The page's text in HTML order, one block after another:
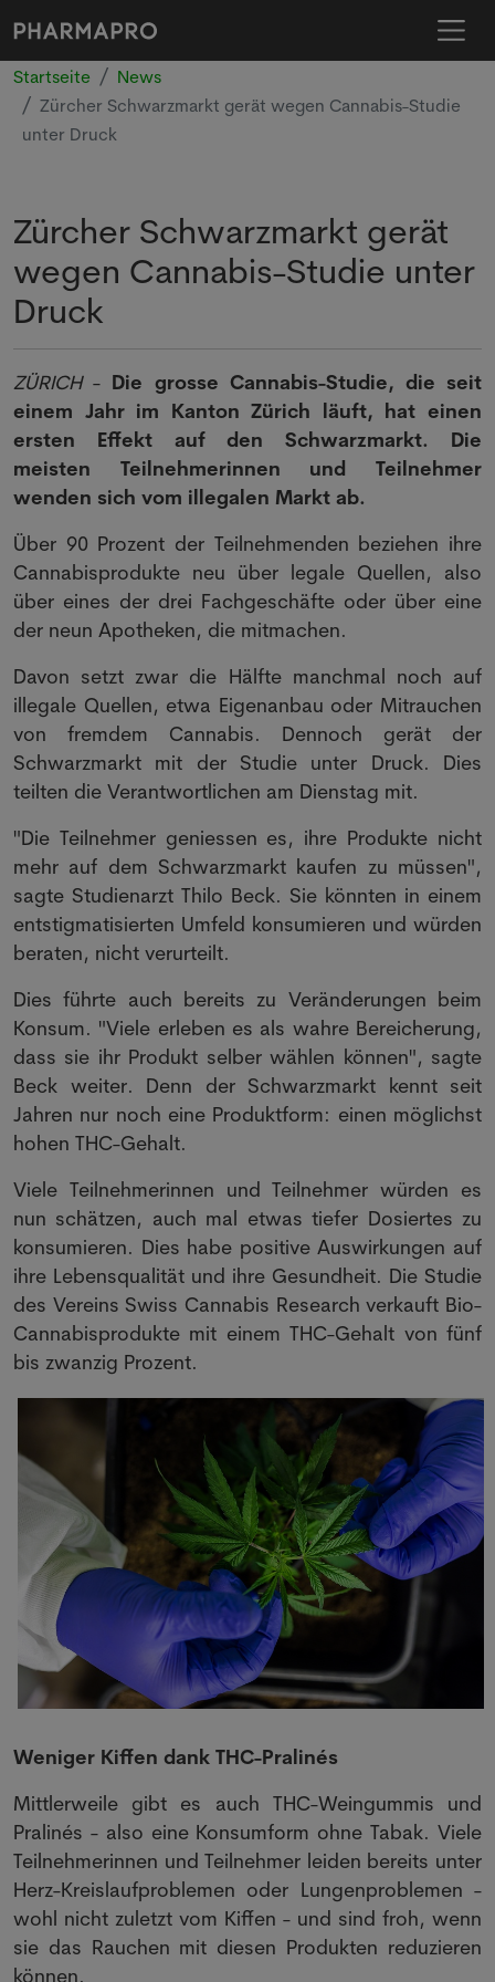
Startseite
News
Zürcher Schwarzmarkt gerät wegen Cannabis-Studie
unter Druck
Zürcher Schwarzmarkt gerät
wegen Cannabis-Studie unter
Druck
ZÜRICH- Die grosse Cannabis-Studie, die seit
einem Jahr im Kanton Zürich läuft, hat einen
ersten Effekt auf den Schwarzmarkt. Die
meisten Teilnehmerinnen und Teilnehmer
wenden sich vom illegalen Markt ab.
Über 90 Prozent der Teilnehmenden beziehen ihre
Cannabisprodukte neu über legale Quellen, also
über eines der drei Fachgeschäfte oder über eine
der neun Apotheken, die mitmachen.
Davon setzt zwar die Hälfte manchmal noch auf
illegale Quellen, etwa Eigenanbau oder Mitrauchen
von fremdem Cannabis. Dennoch gerät der
Schwarzmarkt mit der Studie unter Druck. Dies
teilten die Verantwortlichen am Dienstag mit.
"Die Teilnehmer geniessen es, ihre Produkte nicht
mehr auf dem Schwarzmarkt kaufen zu müssen",
sagte Studienarzt Thilo Beck. Sie könnten in einem
entstigmatisierten Umfeld konsumieren und würden
beraten, nicht verurteilt.
Dies führte auch bereits zu Veränderungen beim
Konsum. "Viele erleben es als wahre Bereicherung,
dass sie ihr Produkt selber wählen können", sagte
Beck weiter. Denn der Schwarzmarkt kennt seit
Jahren nur noch eine Produktform: einen möglichst
hohen THC-Gehalt.
Viele Teilnehmerinnen und Teilnehmer würden es
nun schätzen, auch mal etwas tiefer Dosiertes zu
konsumieren. Dies habe positive Auswirkungen auf
ihre Lebensqualität und ihre Gesundheit. Die Studie
des Vereins Swiss Cannabis Research verkauft Bio-
Cannabisprodukte mit einem THC-Gehalt von fünf
bis zwanzig Prozent.
Weniger Kiffen dank THC-Pralinés
Mittlerweile gibt es auch THC-Weingummis und
Pralinés - also eine Konsumform ohne Tabak. Viele
Teilnehmerinnen und Teilnehmer leiden bereits unter
Herz-Kreislaufproblemen oder Lungenproblemen -
wohl nicht zuletzt vom Kiffen - und sind froh, wenn
sie das Rauchen mit diesen Produkten reduzieren
können.